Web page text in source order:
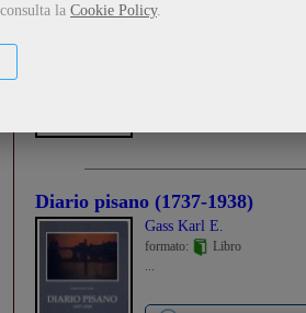
la Cookie Policy.
Maci Ermanno
Diario pisano (1737-1938)
Gass Karl E.
formato:
Libro
...